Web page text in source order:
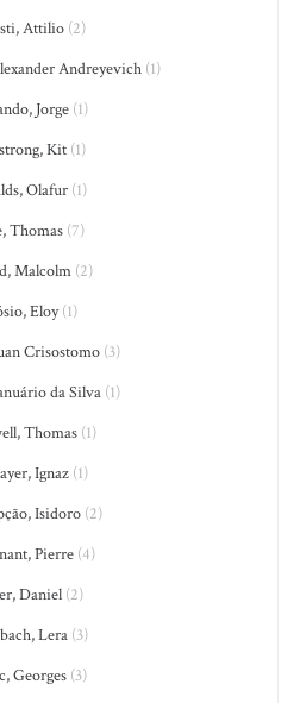
Attilio(2)
Andreyevich(1)
Jorge (1)
Kit (1)
Olafur(1)
Thomas (7)
Malcolm (2)
Eloy(1)
Crisostomo(3)
da Silva (1)
Thomas (1)
Ignaz (1)
Isidoro (2)
Pierre (4)
Daniel (2)
Lera(3)
Georges(3)